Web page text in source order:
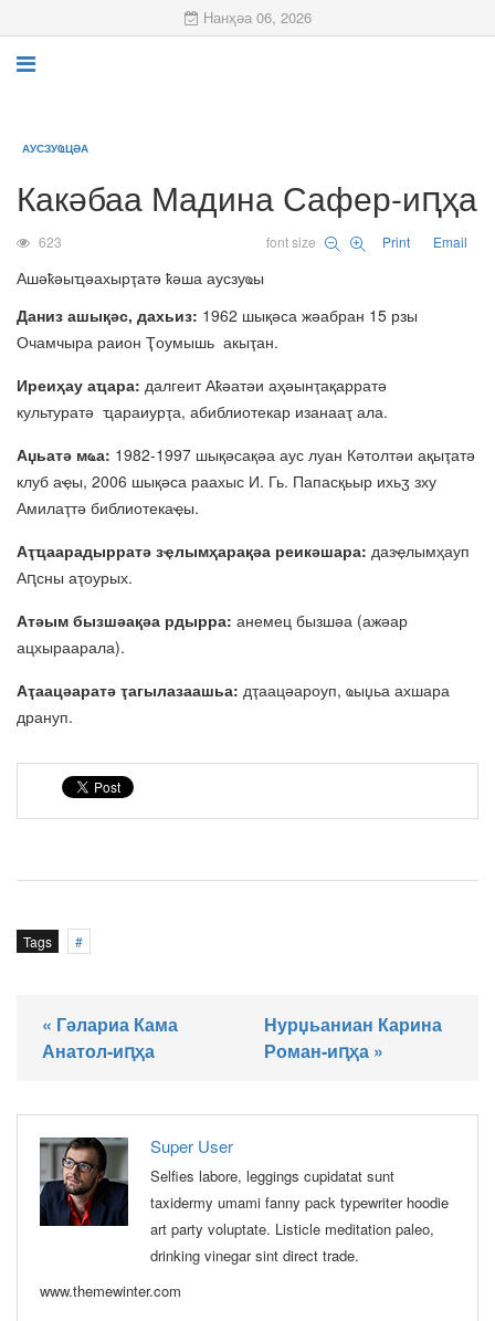
Нанҳәа 06, 2026
АУСЗУҨЦӘА
Какәбаа Мадина Сафер-иԥҳа
623 font size Print Email
Ашәҟәыҵәахырҭатә ҟәша аусзуҩы
Даниз ашықәс, дахьиз: 1962 шықәса жәабран 15 рзы
Очамчыра раион Ҭоумышь акыҭан.
Иреиҳау аҵара: далгеит Аҟәатәи аҳәынҭақарратә
культуратә ҵараиурҭа, абиблиотекар изанааҭ ала.
Аџьатә мҩа: 1982-1997 шықәсақәа аус луан Кәтолтәи ақыҭатә
клуб аҿы, 2006 шықәса раахыс И. Гь. Папасқьыр ихьӡ зху
Амилаҭтә библиотекаҿы.
Аҭҵаарадырратә зҿлымҳарақәа реикәшара: дазҿлымҳауп
Аԥсны аҭоурых.
Атәым бызшәақәа рдырра: анемец бызшәа (ажәар
ацхыраарала).
Аҭаацәаратә ҭагылазаашьа: дҭаацәароуп, ҩыџьа ахшара
дрануп.
Tags
« Гәлариа Кама
Анатол-иԥҳа
Нурџьаниан Карина
Роман-иԥҳа »
Super User
Selfies labore, leggings cupidatat sunt
taxidermy umami fanny pack typewriter hoodie
art party voluptate. Listicle meditation paleo,
drinking vinegar sint direct trade.
www.themewinter.com